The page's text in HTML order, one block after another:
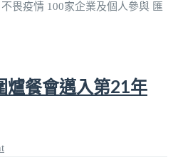
畏疫情 100家企業及個人參與 匯
爐餐會邁入第21年